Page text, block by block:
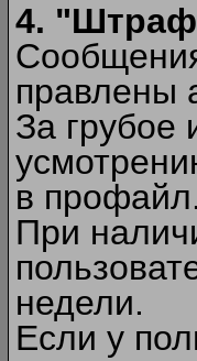
4.
правлены
За грубое
в профайл.
При
недели.
Если у